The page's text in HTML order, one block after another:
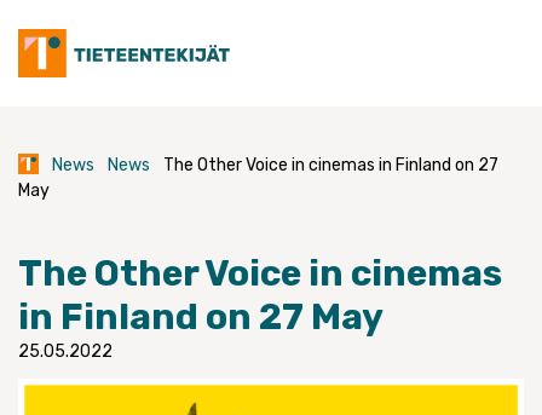
content
News News
The Other Voice in cinemas in Finland on 27
May
The Other Voice in cinemas
in Finland on 27 May
25.05.2022